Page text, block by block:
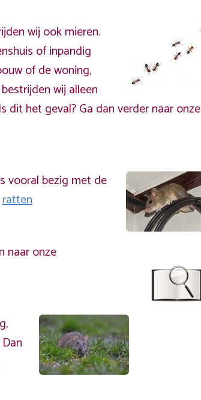
wij ook mieren.
of inpandig
of de woning,
wij alleen
dit het geval? Ga dan verder naar onze
vooral bezig met de
ratten
naar onze